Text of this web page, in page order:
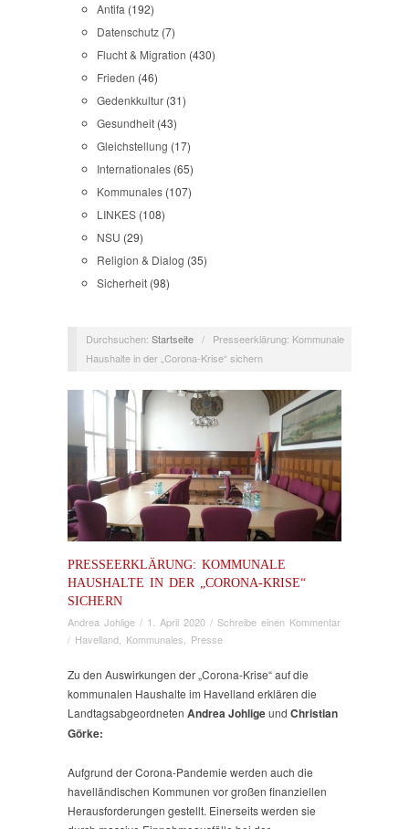
Antifa (192)
Datenschutz (7)
Flucht & Migration (430)
Frieden (46)
Gedenkkultur (31)
Gesundheit (43)
Gleichstellung (17)
Internationales (65)
Kommunales (107)
LINKES (108)
NSU (29)
Religion & Dialog (35)
Sicherheit (98)
Durchsuchen: Startseite /
Presseerklärung: Kommunale
Haushalte in der „Corona-Krise“ sichern
PRESSEERKLÄRUNG: KOMMUNALE
HAUSHALTE IN DER „CORONA-KRISE“
SICHERN
Andrea Johlige / 1. April 2020 / Schreibe einen Kommentar
/ Havelland Kommunales Presse
Zu den Auswirkungen der „Corona-Krise“ auf die
kommunalen Haushalte im Havelland erklären die
Landtagsabgeordneten Andrea Johligeund Christian
Görke:
Aufgrund der Corona-Pandemie werden auch die
havelländischen Kommunen vor großen finanziellen
Herausforderungen gestellt. Einerseits werden sie